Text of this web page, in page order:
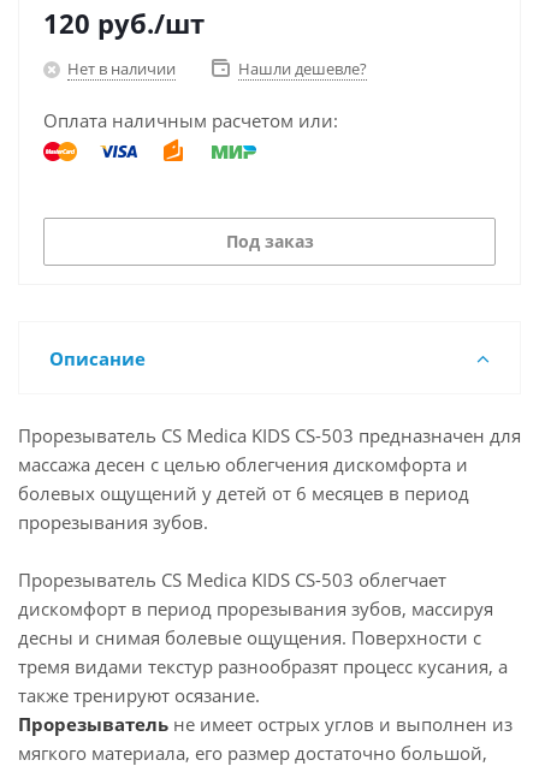
120 руб./шт
Нет в наличии Нашли дешевле?
Оплата наличным расчетом или:
Под заказ
Описание
Прорезыватель CS Medica KIDS CS-503 предназначен для
массажа десен с целью облегчения дискомфорта и
болевых ощущений у детей от 6 месяцев в период
прорезывания зубов.
Прорезыватель CS Medica KIDS CS-503 облегчает
дискомфорт в период прорезывания зубов, массируя
десны и снимая болевые ощущения. Поверхности с
тремя видами текстур разнообразят процесс кусания, а
также тренируют осязание.
Прорезыватель не имеет острых углов и выполнен из
мягкого материала, его размер достаточно большой,